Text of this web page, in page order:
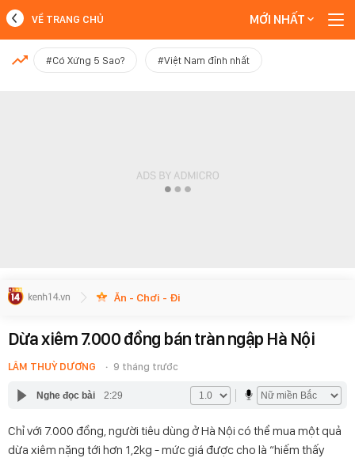
MỚI NHẤT
VỀ TRANG CHỦ MỚI NHẤT
#Có Xứng 5 Sao? #Việt Nam đỉnh nhất
Ăn - Chơi - Đi
Dừa xiêm 7.000 đồng bán tràn ngập Hà Nội
LÂM THUỲ DƯƠNG 9 tháng trước
Nghe đọc bài 2:29
Chỉ với 7.000 đồng, người tiêu dùng ở Hà Nội có thể mua một quả
dừa xiêm nặng tới hơn 1,2kg - mức giá được cho là “hiếm thấy